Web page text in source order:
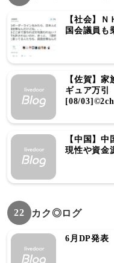
【社会】
国会議員も
【佐賀】
ギュア万
[08/
【中国】
現性や資金
22 カク◎ログ
6月DP発表